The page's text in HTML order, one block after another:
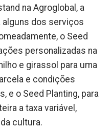
na Agroglobal, a
alguns dos serviços
o Seed
personalizadas na
e girassol para uma
e condições
e o Seed Planting, para
a taxa variável,
cultura.